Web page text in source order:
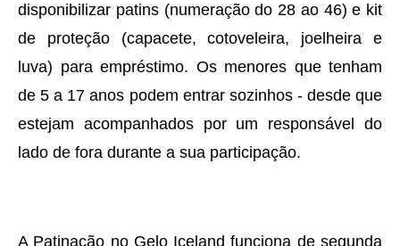
disponibilizar patins (numeração do 28 ao 46) e kit
de proteção (capacete, cotoveleira, joelheira e
luva) para empréstimo. Os menores que tenham
de 5 a 17 anos podem entrar sozinhos - desde que
estejam acompanhados por um responsável do
lado de fora durante a sua participação.
A Patinação no Gelo Iceland funciona de segunda